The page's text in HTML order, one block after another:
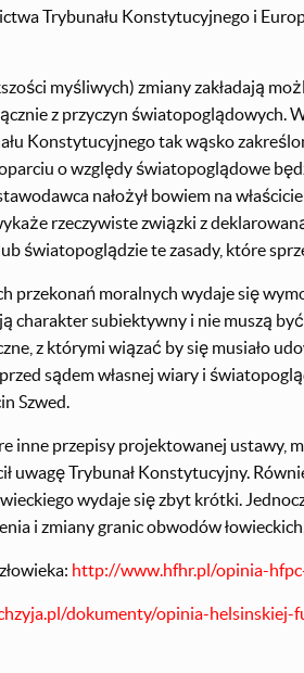
Trybunału Konstytucyjnego i
myśliwych) zmiany zakładają
z przyczyn światopoglądowych.
Konstytucyjnego tak wąsko
o względy światopoglądowe
nałożył bowiem na
rzeczywiste związki z
światopoglądzie te zasady, które
przekonań moralnych wydaje się
charakter subiektywny i nie muszą
z którymi wiązać by się musiało
sądem własnej wiary i
Szwed.
inne przepisy projektowanej ustawy,
uwagę Trybunał Konstytucyjny.
wydaje się zbyt krótki.
i zmiany granic obwodów
http://www.hfhr.pl/opinia-
dokumenty/opinia-helsinskiej-